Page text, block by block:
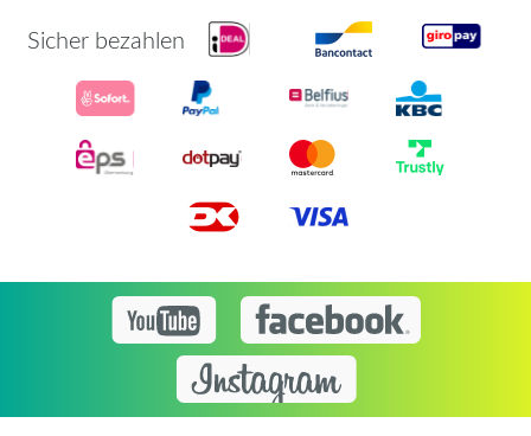
Sicher bezahlen